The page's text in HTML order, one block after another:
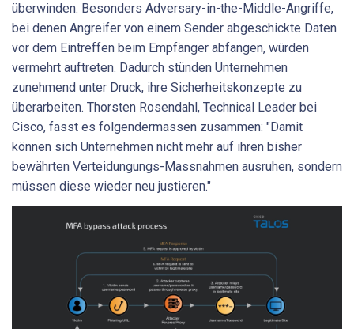
überwinden. Besonders Adversary-in-the-Middle-Angriffe,
bei denen Angreifer von einem Sender abgeschickte Daten
vor dem Eintreffen beim Empfänger abfangen, würden
vermehrt auftreten. Dadurch stünden Unternehmen
zunehmend unter Druck, ihre Sicherheitskonzepte zu
überarbeiten. Thorsten Rosendahl, Technical Leader bei
Cisco, fasst es folgendermassen zusammen: "Damit
können sich Unternehmen nicht mehr auf ihren bisher
bewährten Verteidungungs-Massnahmen ausruhen, sondern
müssen diese wieder neu justieren."